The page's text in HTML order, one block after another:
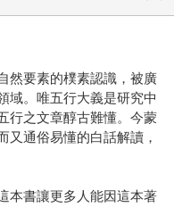
然要素的樸素認識，被廣
域。唯五行大義是研究中
行之文章醇古難懂。今蒙
又通俗易懂的白話解讀，
本書讓更多人能因這本著